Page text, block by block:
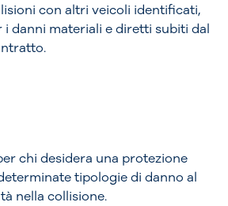
con altri veicoli identificati,
danni materiali e diretti subiti dal
chi desidera una protezione
tipologie di danno al
nella collisione.